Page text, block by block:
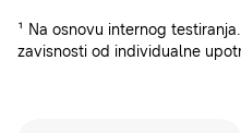
¹ Na osnovu internog
zavisnosti od individualne